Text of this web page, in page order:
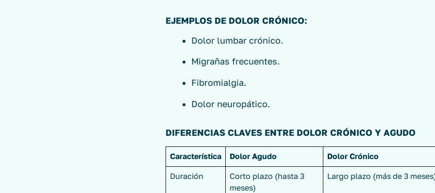
EJEMPLOS DE DOLOR CRÓNICO:
Dolor lumbar crónico.
Migrañas frecuentes.
Fibromialgia.
Dolor neuropático.
DIFERENCIAS CLAVES ENTRE DOLOR CRÓNICO Y AGUDO
Característica Dolor Agudo Dolor Crónico
Duración
Corto plazo (hasta 3
meses)
Largo plazo (más de 3